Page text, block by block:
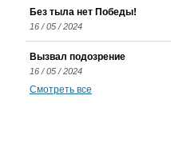
Без тыла нет Победы!
16 / 05 / 2024
Вызвал подозрение
16 / 05 / 2024
Смотреть все